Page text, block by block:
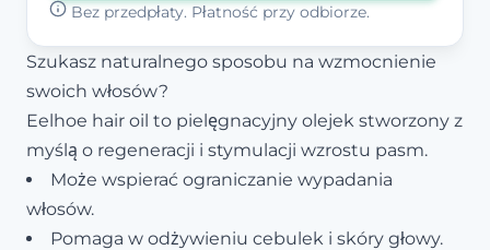
Bez przedpłaty. Płatność przy odbiorze.
Szukasz naturalnego sposobu na wzmocnienie
swoich włosów?
Eelhoe hair oil to pielęgnacyjny olejek stworzony z
myślą o regeneracji i stymulacji wzrostu pasm.
Może wspierać ograniczanie wypadania
włosów.
Pomaga w odżywieniu cebulek i skóry głowy.